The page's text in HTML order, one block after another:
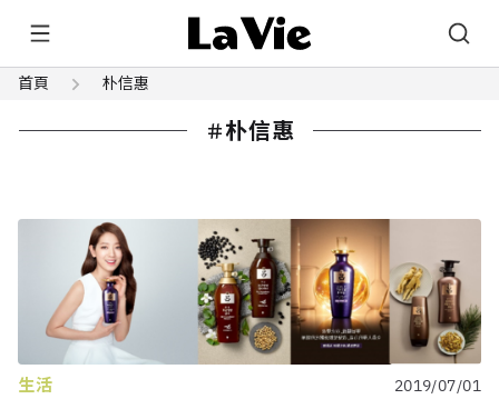
首頁 朴信惠
朴信惠
生活 2019/07/01